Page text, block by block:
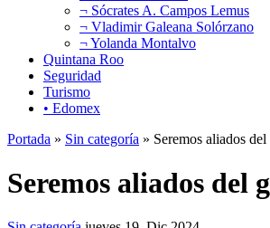
¬ Sócrates A. Campos Lemus
¬ Vladimir Galeana Solórzano
¬ Yolanda Montalvo
Quintana Roo
Seguridad
Turismo
• Edomex
Portada » Sin categoría » Seremos aliados
Seremos aliados del